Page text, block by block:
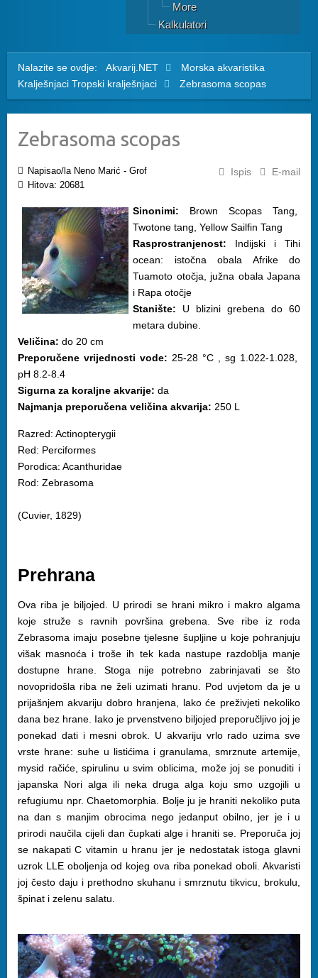
More
Kalkulatori
Nalazite se ovdje: Akvarij.NET
Morska akvaristika
Kralješnjaci Tropski kralješnjaci Zebrasoma scopas
Zebrasoma scopas
Ispis E-mail
Napisao/la Neno Marić - Grof
Hitova: 20681
Sinonimi: Brown Scopas Tang,
Twotone tang, Yellow Sailfin Tang
Rasprostranjenost: Indijski i Tihi
ocean: istočna obala Afrike do
Tuamoto otočja, južna obala Japana
i Rapa otočje
Stanište: U blizini grebena do 60
metara dubine.
Veličina: do 20 cm
Preporučene vrijednosti vode: 25-28 °C , sg 1.022-1.028,
pH 8.2-8.4
Sigurna za koraljne akvarije: da
Najmanja preporučena veličina akvarija: 250 L
Razred: Actinopterygii
Red: Perciformes
Porodica: Acanthuridae
Rod: Zebrasoma
(Cuvier, 1829)
Prehrana
Ova riba je biljojed. U prirodi se hrani mikro i makro algama
koje struže s ravnih površina grebena. Sve ribe iz roda
Zebrasoma imaju posebne tjelesne šupljine u koje pohranjuju
višak masnoća i troše ih tek kada nastupe razdoblja manje
dostupne hrane. Stoga nije potrebno zabrinjavati se što
novopridošla riba ne želi uzimati hranu. Pod uvjetom da je u
prijašnjem akvariju dobro hranjena, lako će preživjeti nekoliko
dana bez hrane. Iako je prvenstveno biljojed preporučljivo joj je
ponekad dati i mesni obrok. U akvariju vrlo rado uzima sve
vrste hrane: suhe u listićima i granulama, smrznute artemije,
mysid račiće, spirulinu u svim oblicima, može joj se ponuditi i
japanska Nori alga ili neka druga alga koju smo uzgojili u
refugiumu npr. Chaetomorphia. Bolje ju je hraniti nekoliko puta
na dan s manjim obrocima nego jedanput obilno, jer je i u
prirodi naučila cijeli dan čupkati alge i hraniti se. Preporuča joj
se nakapati C vitamin u hranu jer je nedostatak istoga glavni
uzrok LLE oboljenja od kojeg ova riba ponekad oboli. Akvaristi
joj često daju i prethodno skuhanu i smrznutu tikvicu, brokulu,
špinat i zelenu salatu.